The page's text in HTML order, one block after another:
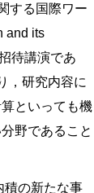
する国際ワー
and its
待講演であ
，研究内容に
といっても機
野であること
積の新たな事